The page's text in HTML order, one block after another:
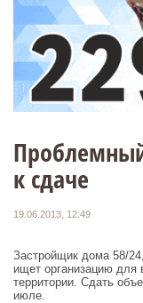
к сдаче
19.06.2013, 12:49
Застройщик дома 58/
ищет организацию для
территории. Сдать
июле.